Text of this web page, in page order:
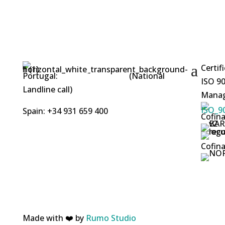
Portugal:+351 253 412 219 (National
Landline call)
Spain: +34 931 659 400
ISO
Made with ❤️ by Rumo Studio